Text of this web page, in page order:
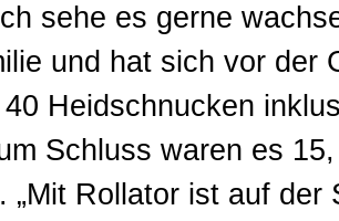
sehe es gerne
und hat sich vor der
Heidschnucken
Schluss waren es
„Mit Rollator ist auf